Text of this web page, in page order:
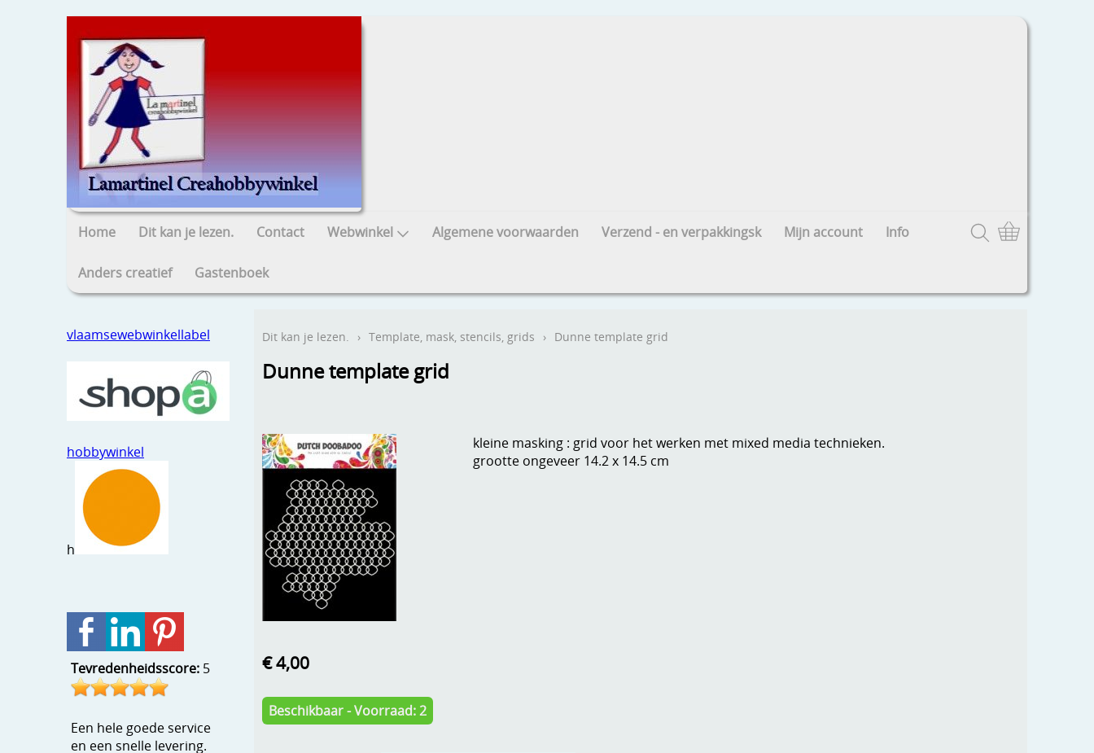
Home Dit kan je lezen. Contact Webwinkel Algemene voorwaarden Verzend - en verpakkingsk Mijn account Info
Anders creatief Gastenboek
vlaamsewebwinkellabel
hobbywinkel
h
Tevredenheidsscore: 5
Een hele goede service
en een snelle levering.
Dit kan je lezen. › Template, mask, stencils, grids › Dunne template grid
Dunne template grid
kleine masking : grid voor het werken met mixed media technieken.
grootte ongeveer 14.2 x 14.5 cm
€ 4,00
Beschikbaar - Voorraad: 2